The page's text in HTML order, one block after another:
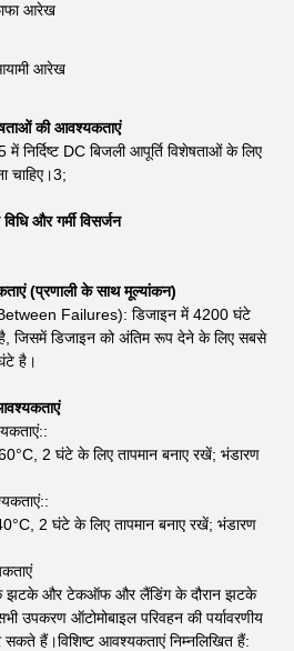
आरेख
आरेख
की आवश्यकताएं
DC बिजली आपूर्ति विशेषताओं के लिए
चाहिए।3;
और गर्मी विसर्जन
(प्रणाली के साथ मूल्यांकन)
Failures): डिजाइन में 4200 घंटे
है, जिसमें डिजाइन को अंतिम रूप देने के लिए सबसे
है।
2 घंटे के लिए तापमान बनाए रखें; भंडारण
2 घंटे के लिए तापमान बनाए रखें; भंडारण
और टेकऑफ और लैंडिंग के दौरान झटके
उपकरण ऑटोमोबाइल परिवहन की पर्यावरणीय
सकते हैं।विशिष्ट आवश्यकताएं निम्नलिखित हैं: